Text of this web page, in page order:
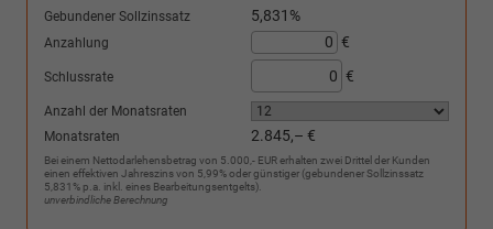
Gebundener Sollzinssatz 5,831%
Anzahlung €
Schlussrate €
Anzahl der Monatsraten
Monatsraten
2.845,– €
Bei einem Nettodarlehensbetrag von 5.000,- EUR erhalten zwei Drittel der Kunden
einen effektiven Jahreszins von 5,99% oder günstiger (gebundener Sollzinssatz
5,831% p.a. inkl. eines Bearbeitungsentgelts).
unverbindliche Berechnung